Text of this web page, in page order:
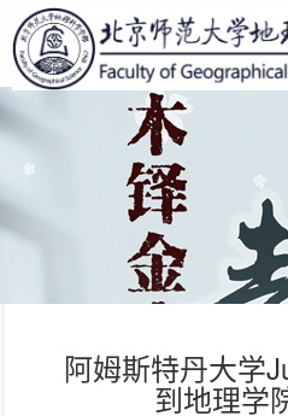
阿姆斯特丹大学
到地理学